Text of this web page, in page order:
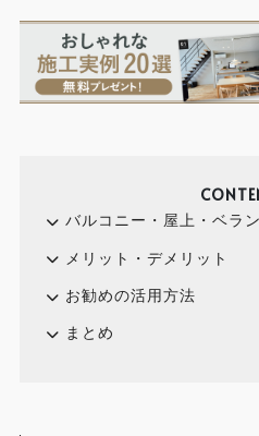
バルコニー・屋上・ベラ
メリット・デメリット
お勧めの活用方法
まとめ